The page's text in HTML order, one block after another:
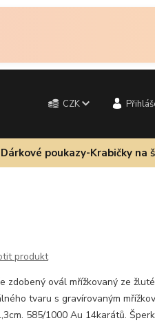
CZK
Dárkové poukazy-Krabičky na
produkt
zdobený ovál mřížkovaný ze
tvaru s gravírovaným
585/1000 Au 14karátů.